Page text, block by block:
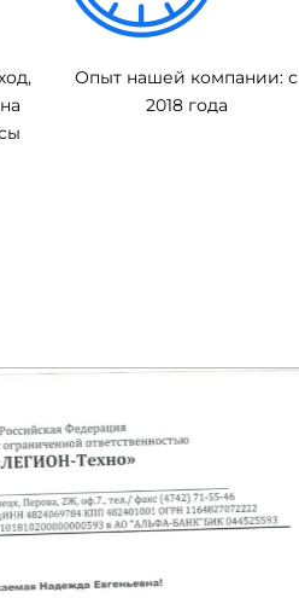
Опыт нашей компании: с
2018 года